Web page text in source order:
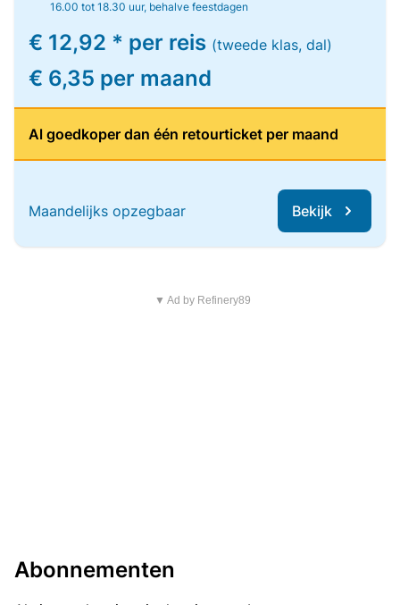
16.00 tot 18.30 uur, behalve feestdagen
€ 12,92 * per reis (tweede klas, dal)
€ 6,35 per maand
Al goedkoper dan één retourticket per maand
Maandelijks opzegbaar Bekijk
▼ Ad by Refinery89
Abonnementen